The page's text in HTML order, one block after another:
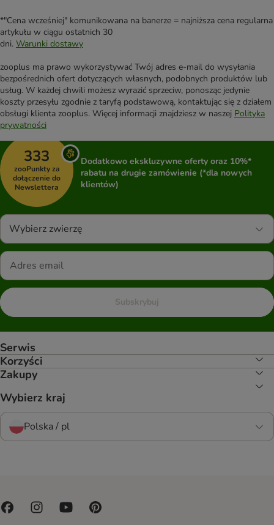
*"Cena wcześniej" komunikowana na banerze = najniższa cena regularna
artykułu w ciągu ostatnich 30
dni. Warunki dostawy
zooplus ma prawo wykorzystywać Twój adres e-mail do wysyłania
bezpośrednich ofert dotyczących własnych, podobnych produktów lub
usług. W każdej chwili możesz wyrazić sprzeciw, ponosząc jedynie
koszty przesyłu zgodnie z taryfą podstawową, kontaktując się z działem
obsługi klienta zooplus. Więcej informacji znajdziesz w naszej Polityka
prywatności
333
zooPunkty za
dołączenie do
Newslettera
Dodatkowo ekskluzywne oferty oraz 10%*
rabatu na drugie zamówienie (*dla nowych
klientów)
Wybierz zwierzę
Subskrybuj
Serwis
Korzyści
Zakupy
Wybierz kraj
Polska / pl